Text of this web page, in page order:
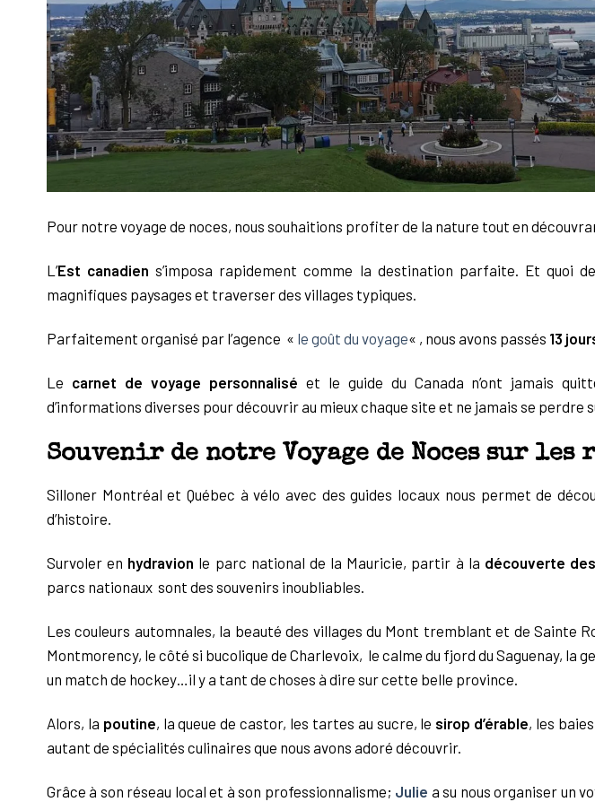
Pour notre voyage de noces, nous souhaitions profiter de la nature tout en
L’Est canadien s’imposa rapidement comme la destination parfaite. Et quoi
magnifiques paysages et traverser des villages typiques.
Parfaitement organisé par l’agence « le goût du voyage« , nous avons passés 13
Le carnet de voyage personnalisé et le guide du Canada n’ont jamais
d’informations diverses pour découvrir au mieux chaque site et ne jamais se perdre
Souvenir de notre Voyage de Noces sur les
Silloner Montréal et Québec à vélo avec des guides locaux nous permet de
d’histoire.
Survoler en hydravion le parc national de la Mauricie, partir à la découverte
parcs nationaux sont des souvenirs inoubliables.
Les couleurs automnales, la beauté des villages du Mont tremblant et de Sainte
Montmorency, le côté si bucolique de Charlevoix, le calme du fjord du Saguenay, la
un match de hockey…il y a tant de choses à dire sur cette belle province.
Alors, la poutine, la queue de castor, les tartes au sucre, le sirop d’érable, les
autant de spécialités culinaires que nous avons adoré découvrir.
Grâce à son réseau local et à son professionnalisme; Julie a su nous organiser un